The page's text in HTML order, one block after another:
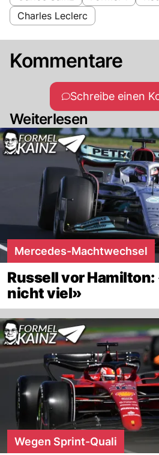
Charles Leclerc
Kommentare
Schreibe einen
Weiterlesen
Mercedes-Machtwechsel
Russell vor
nicht viel»
Wegen Sprint-Quali